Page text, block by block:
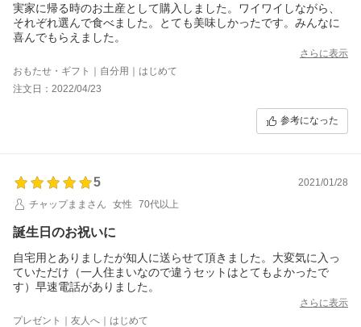
実家に帰る時のお土産として購入しました。ワイワイしながら、
それぞれ選んで食べました。とても美味しかったです。みんなに
喜んでもらえました。
さらに表示
おもたせ・ギフト｜自分用｜はじめて
注文日：2022/04/23
参考になった
5
2021/01/28
チャップままさん
女性 70代以上
誕生日のお祝いに
自宅用とありましたが知人に送らせて頂きました。大変気に入っ
ていただけ（一人住まいなので違うセットはとてもよかったで
す）早速電話がありました。
さらに表示
プレゼント｜友人へ｜はじめて